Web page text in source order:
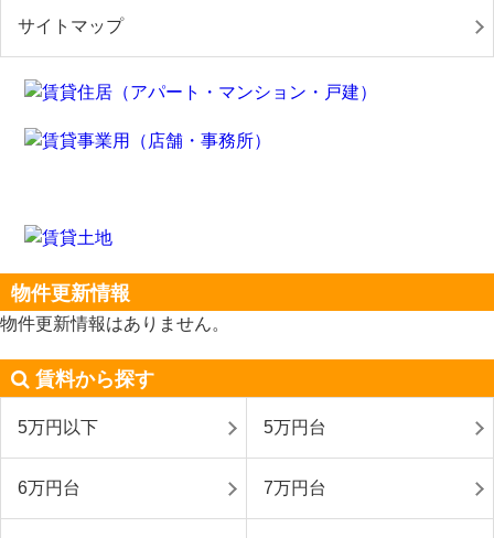
サイトマップ
物件更新情報
物件更新情報はありません。
賃料から探す
5万円以下 5万円台
6万円台 7万円台